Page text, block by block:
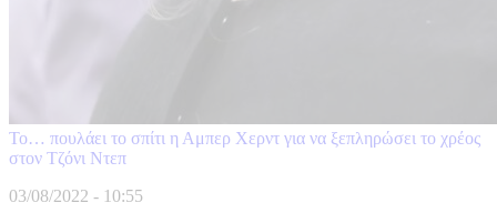
Το… πουλάει το σπίτι η Αμπερ Χερντ για να ξεπληρώσει το χρέος
στον Τζόνι Ντεπ
03/08/2022 - 10:55